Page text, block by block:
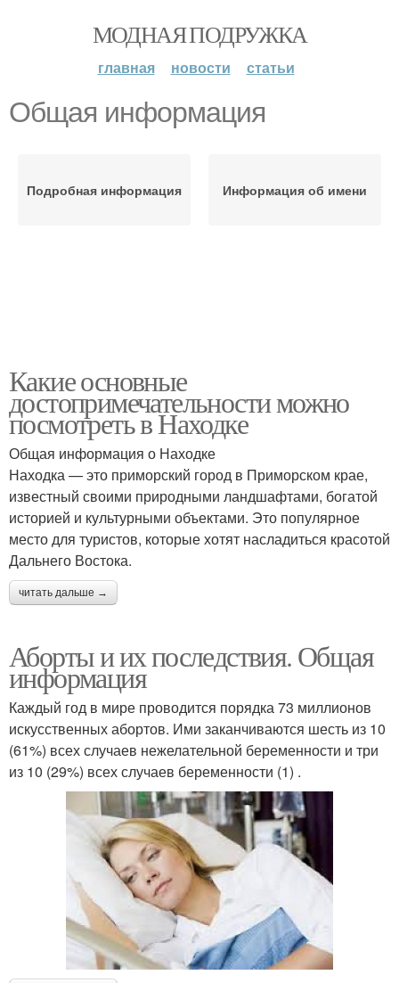
МОДНАЯ ПОДРУЖКА
главная новости статьи
Общая информация
Подробная информация Информация об имени
Какие основные
достопримечательности можно
посмотреть в Находке
Общая информация о Находке
Находка — это приморский город в Приморском крае,
известный своими природными ландшафтами, богатой
историей и культурными объектами. Это популярное
место для туристов, которые хотят насладиться красотой
Дальнего Востока.
читать дальше →
Аборты и их последствия. Общая
информация
Каждый год в мире проводится порядка 73 миллионов
искусственных абортов. Ими заканчиваются шесть из 10
(61%) всех случаев нежелательной беременности и три
из 10 (29%) всех случаев беременности (1) .